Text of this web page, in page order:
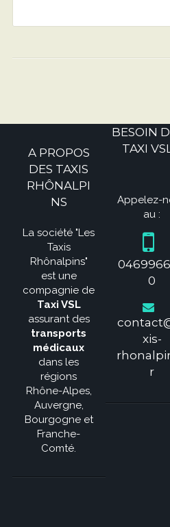
A PROPOS
DES TAXIS
RHÔNALPI
NS
La société "Les
Taxis
Rhônalpins"
est une
compagnie de
Taxi VSL
assurant des
transports
médicaux
dans les
régions
Rhône-Alpes,
Auvergne,
Bourgogne et
Franche-
Comté.
BESOIN
TAXI
Appelez-
au :
0
xis-
r